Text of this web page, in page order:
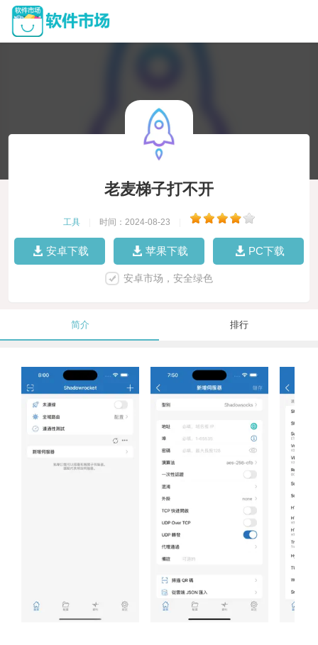
老麦梯子打不开
工具 时间：2024-08-23
安卓下载 苹果下载 PC下载
安卓市场，安全绿色
简介 排行